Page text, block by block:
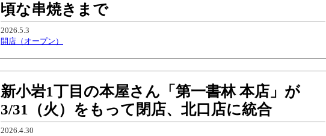
頃な串焼きまで
2026.5.3
開店（オープン）
新小岩1丁目の本屋さん「第一書林 本店」が
3/31（火）をもって閉店、北口店に統合
2026.4.30